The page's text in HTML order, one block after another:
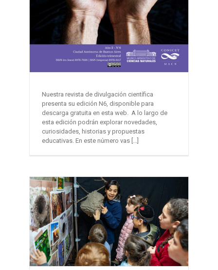
Nuestra revista de divulgación científica
presenta su edición N6, disponible para
descarga gratuita en esta web. A lo largo de
esta edición podrán explorar novedades,
curiosidades, historias y propuestas
educativas. En este número vas [...]